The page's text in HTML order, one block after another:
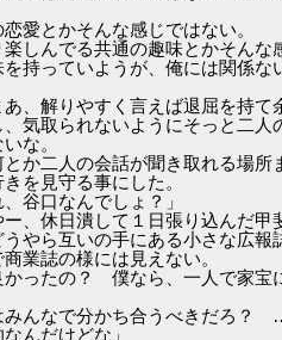
愛とかそんな感じではない。
しんでる共通の趣味とかそんな
っていようが、俺には関係な
解りやすく言えば退屈を持て
気取られないようにそっと二人
な。
か二人の会話が聞き取れる場所
を見守る事にした。
谷口なんでしょ？」
、休日潰して１日張り込んだ甲
やら互いの手にある小さな広報
業誌の様には見えない。
かったの？ 僕なら、一人で家宝
みんなで分かち合うべきだろ？
んだけどな」